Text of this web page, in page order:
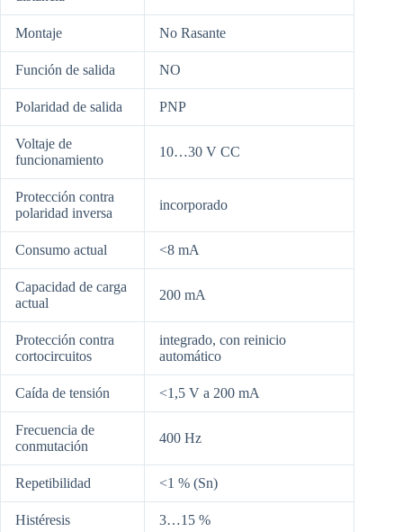
Montaje No Rasante
Función de salida NO
Polaridad de salida PNP
Voltaje de
funcionamiento
10…30 V CC
Protección contra
polaridad inversa
incorporado
Consumo actual <8 mA
Capacidad de carga
actual
200 mA
Protección contra
cortocircuitos
integrado, con reinicio
automático
Caída de tensión <1,5 V a 200 mA
Frecuencia de
conmutación
400 Hz
Repetibilidad <1 % (Sn)
Histéresis 3…15 %